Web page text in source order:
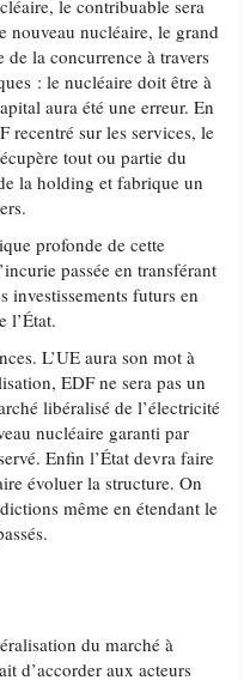
le contribuable sera
nouveau nucléaire, le grand
la concurrence à travers
: le nucléaire doit être à
aura été une erreur. En
recentré sur les services, le
tout ou partie du
la holding et fabrique un
profonde de cette
passée en transférant
investissements futurs en
l’État.
L’UE aura son mot à
EDF ne sera pas un
libéralisé de l’électricité
nucléaire garanti par
Enfin l’État devra faire
évoluer la structure. On
même en étendant le
du marché à
d’accorder aux acteurs